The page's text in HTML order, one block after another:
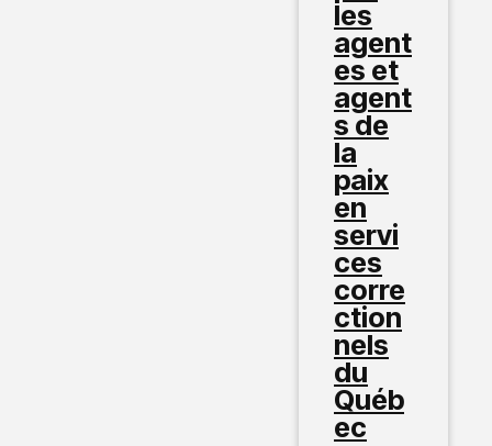
les
agent
es et
agent
s de
la
paix
en
servi
ces
corre
ction
nels
du
Québ
ec